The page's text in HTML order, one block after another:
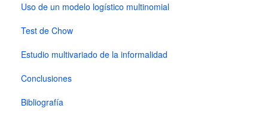
Uso de un modelo logístico multinomial
Test de Chow
Estudio multivariado de la informalidad
Conclusiones
Bibliografía